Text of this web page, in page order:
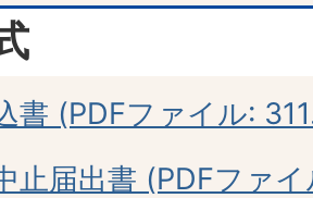
書 (PDFファイル:
止届出書 (PDFファ